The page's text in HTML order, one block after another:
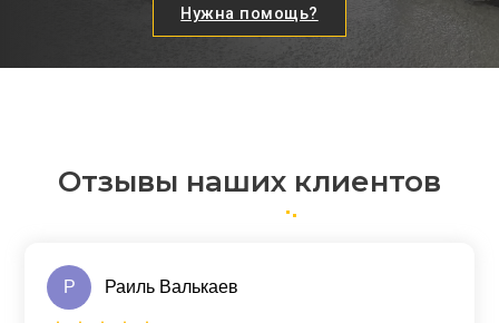
Нужна помощь?
Отзывы наших клиентов
Р Раиль Валькаев